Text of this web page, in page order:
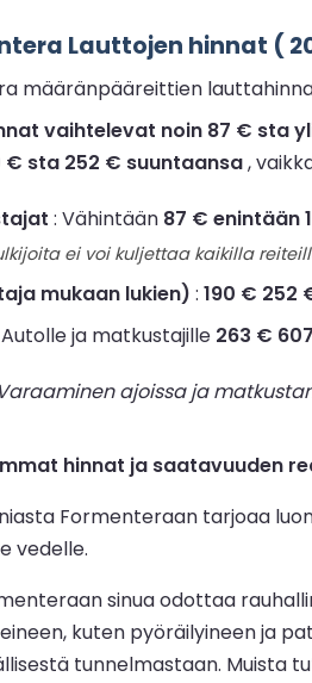
Lauttojen hinnat (
määränpääreittien
vaihtelevat noin 87 € sta
€ sta 252 € suuntaansa,
: Vähintään 87 € enintään
ei voi kuljettaa kaikilla
mukaan lukien) : 190 € 252
ja matkustajille 263 €
ajoissa ja
hinnat ja saatavuuden
Formenteraan tarjoaa
vedelle.
sinua odottaa
kuten pyöräilyineen ja
tunnelmastaan. Muista